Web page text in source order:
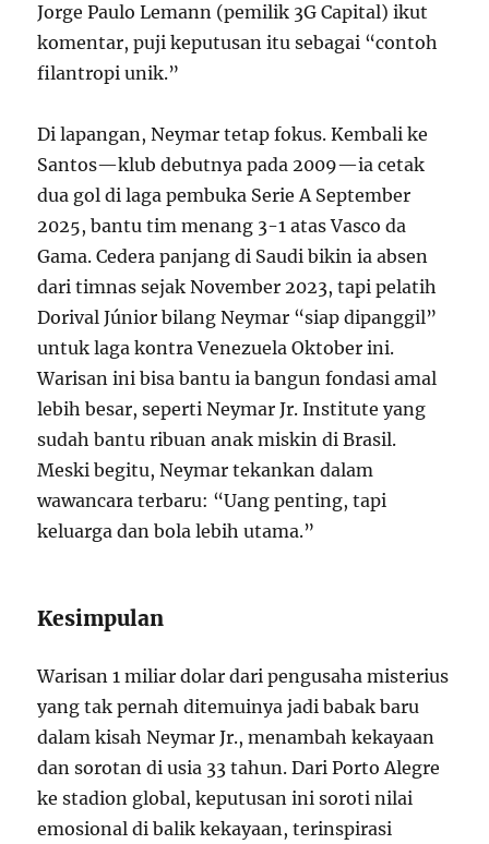
Jorge Paulo Lemann (pemilik 3G Capital) ikut
komentar, puji keputusan itu sebagai “contoh
filantropi unik.”
Di lapangan, Neymar tetap fokus. Kembali ke
Santos—klub debutnya pada 2009—ia cetak
dua gol di laga pembuka Serie A September
2025, bantu tim menang 3-1 atas Vasco da
Gama. Cedera panjang di Saudi bikin ia absen
dari timnas sejak November 2023, tapi pelatih
Dorival Júnior bilang Neymar “siap dipanggil”
untuk laga kontra Venezuela Oktober ini.
Warisan ini bisa bantu ia bangun fondasi amal
lebih besar, seperti Neymar Jr. Institute yang
sudah bantu ribuan anak miskin di Brasil.
Meski begitu, Neymar tekankan dalam
wawancara terbaru: “Uang penting, tapi
keluarga dan bola lebih utama.”
Kesimpulan
Warisan 1 miliar dolar dari pengusaha misterius
yang tak pernah ditemuinya jadi babak baru
dalam kisah Neymar Jr., menambah kekayaan
dan sorotan di usia 33 tahun. Dari Porto Alegre
ke stadion global, keputusan ini soroti nilai
emosional di balik kekayaan, terinspirasi